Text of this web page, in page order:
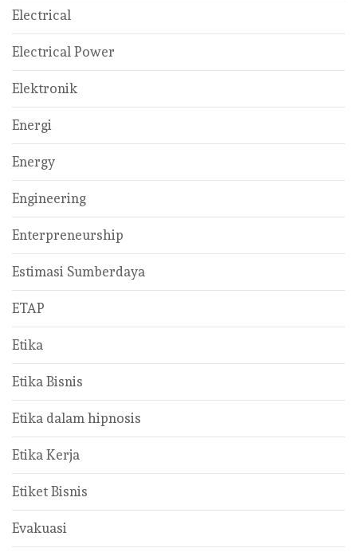
Electrical
Electrical Power
Elektronik
Energi
Energy
Engineering
Enterpreneurship
Estimasi Sumberdaya
ETAP
Etika
Etika Bisnis
Etika dalam hipnosis
Etika Kerja
Etiket Bisnis
Evakuasi